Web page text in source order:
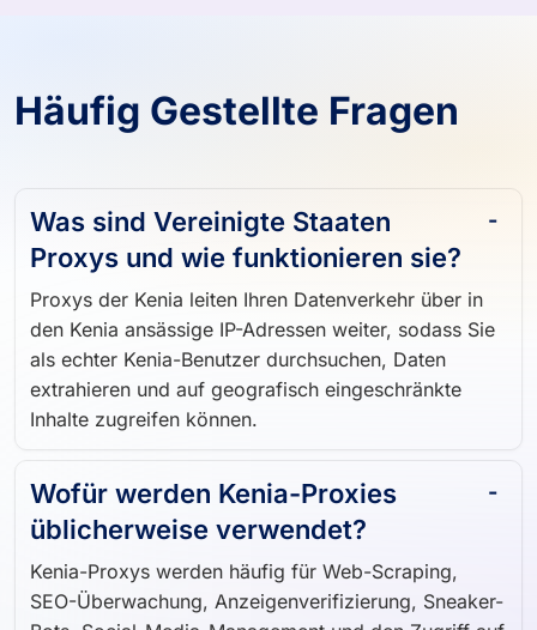
Was sind Vereinigte Staaten
Proxys und wie funktionieren sie?
Proxys der Kenia leiten Ihren Datenverkehr über in
den Kenia ansässige IP-Adressen weiter, sodass Sie
als echter Kenia-Benutzer durchsuchen, Daten
extrahieren und auf geografisch eingeschränkte
Wofür werden Kenia-Proxies
üblicherweise verwendet?
Kenia-Proxys werden häufig für Web-Scraping,